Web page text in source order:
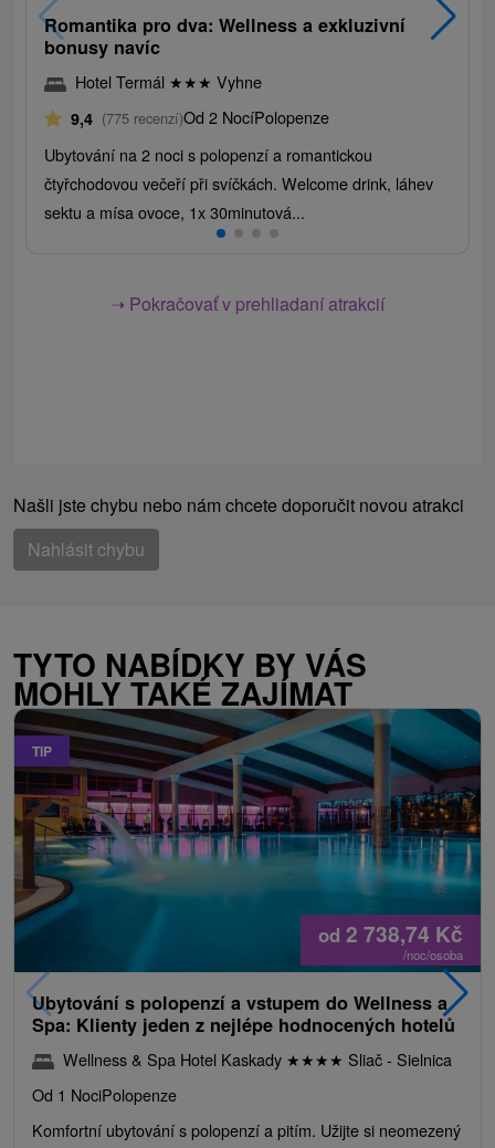
Romantika pro dva: Wellness a exkluzivní
bonusy navíc
Hotel Termál ★★★ Vyhne
9,4 (775 recenzí)Od 2 NocíPolopenze
Ubytování na 2 noci s polopenzí a romantickou
čtyřchodovou večeří při svíčkách. Welcome drink, láhev
sektu a mísa ovoce, 1x 30minutová...
➝ Pokračovať v prehliadaní atrakcií
Našli jste chybu nebo nám chcete doporučit novou atrakci
Nahlásit chybu
TYTO NABÍDKY BY VÁS
MOHLY TAKÉ ZAJÍMAT
TIP
od 2 738,74 Kč
/noc/osoba
Ubytování s polopenzí a vstupem do Wellness a
Spa: Klienty jeden z nejlépe hodnocených hotelů
Wellness & Spa Hotel Kaskady ★★★★ Sliač - Sielnica
Od 1 NociPolopenze
Komfortní ubytování s polopenzí a pitím. Užijte si neomezený